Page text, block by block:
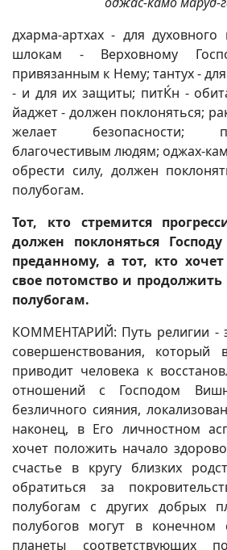
дхарма-артхах - для духовного
шлокам - Верховному
привязанным к Нему; тантух -
- и для их защиты; питЌн -
йаджет - должен поклоняться;
желает безопасности;
благочестивым людям; оджах-
обрести силу, должен
полубогам.
Тот, кто стремится
должен поклоняться
преданному, а тот, кто
свое потомство и
полубогам.
КОММЕНТАРИЙ: Путь религии -
совершенствования, который
приводит человека к
отношений с Господом
безличного сияния,
наконец, в Его личностном
хочет положить начало
счастье в кругу близких
обратиться за
полубогам с других добрых
полубогов могут в конечном
планеты соответствующих